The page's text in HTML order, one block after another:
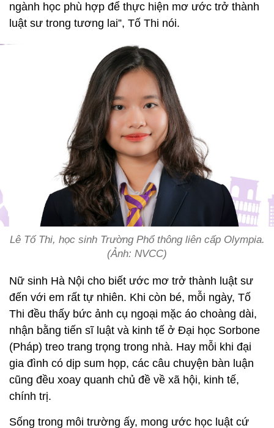
ngành học phù hợp để thực hiện mơ ước trở thành
luật sư trong tương lai”, Tố Thi nói.
Lê Tố Thi, học sinh Trường Phổ thông liên cấp Olympia.
(Ảnh: NVCC)
Nữ sinh Hà Nội cho biết ước mơ trở thành luật sư
đến với em rất tự nhiên. Khi còn bé, mỗi ngày, Tố
Thi đều thấy bức ảnh cụ ngoại mặc áo choàng dài,
nhận bằng tiến sĩ luật và kinh tế ở Đại học Sorbone
(Pháp) treo trang trọng trong nhà. Hay mỗi khi đại
gia đình có dịp sum họp, các câu chuyện bàn luận
cũng đều xoay quanh chủ đề về xã hội, kinh tế,
chính trị.
Sống trong môi trường ấy, mong ước học luật cứ